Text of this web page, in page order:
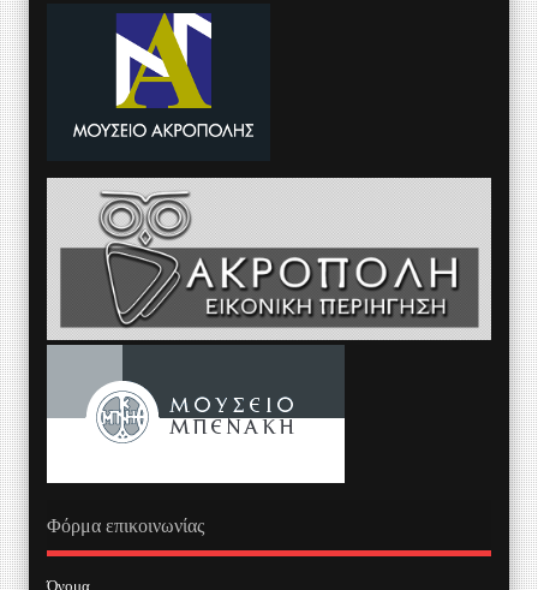
Φόρμα επικοινωνίας
Όνομα